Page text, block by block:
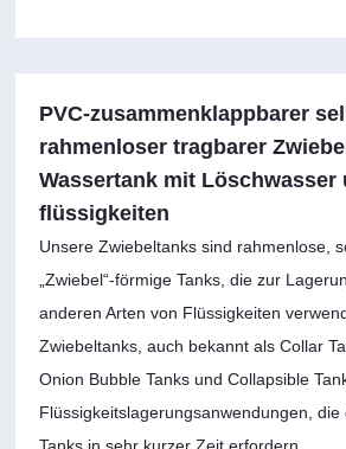
PVC-zusammenklappbarer
rahmenloser tragbarer
Wassertank mit Löschwasser
flüssigkeiten
Unsere Zwiebeltanks sind rahmenlose,
„Zwiebel“-förmige Tanks, die zur
anderen Arten von Flüssigkeiten
Zwiebeltanks, auch bekannt als Collar
Onion Bubble Tanks und Collapsible
Flüssigkeitslagerungsanwendungen, die
Tanks in sehr kurzer Zeit erfordern.